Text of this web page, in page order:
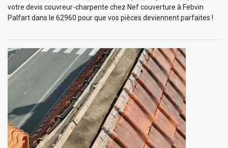
votre devis couvreur-charpente chez Nef couverture à Febvin
Palfart dans le 62960 pour que vos pièces deviennent parfaites !